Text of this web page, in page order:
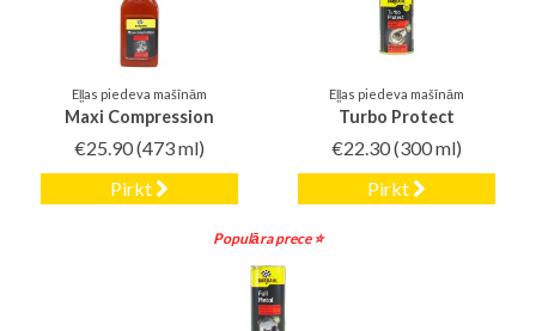
Eļļas piedeva mašīnām
Maxi Compression
€25.90(473 ml)
Pirkt
Eļļas piedeva mašīnām
Turbo Protect
€22.30(300 ml)
Pirkt
Populāra prece ⭐️